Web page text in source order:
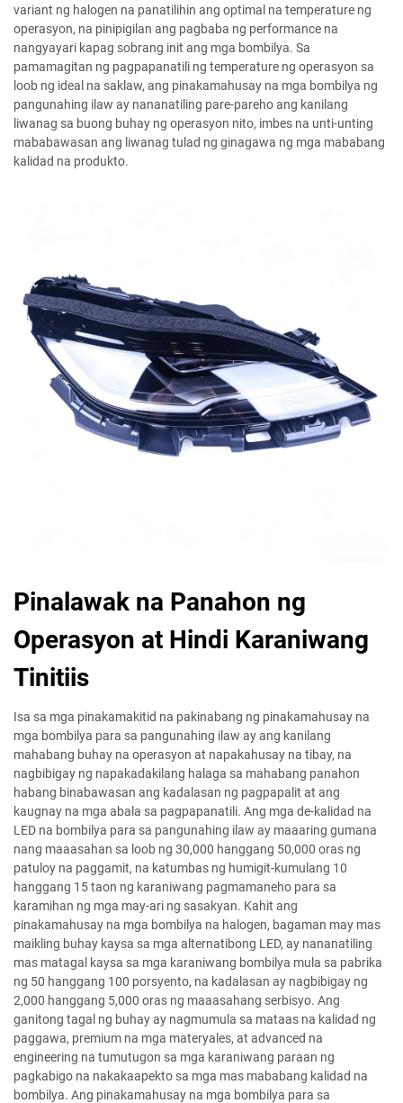
variant ng halogen na panatilihin ang optimal na temperature ng
operasyon, na pinipigilan ang pagbaba ng performance na
nangyayari kapag sobrang init ang mga bombilya. Sa
pamamagitan ng pagpapanatili ng temperature ng operasyon sa
loob ng ideal na saklaw, ang pinakamahusay na mga bombilya ng
pangunahing ilaw ay nananatiling pare-pareho ang kanilang
liwanag sa buong buhay ng operasyon nito, imbes na unti-unting
mababawasan ang liwanag tulad ng ginagawa ng mga mababang
kalidad na produkto.
Pinalawak na Panahon ng
Operasyon at Hindi Karaniwang
Tinitiis
Isa sa mga pinakamakitid na pakinabang ng pinakamahusay na
mga bombilya para sa pangunahing ilaw ay ang kanilang
mahabang buhay na operasyon at napakahusay na tibay, na
nagbibigay ng napakadakilang halaga sa mahabang panahon
habang binabawasan ang kadalasan ng pagpapalit at ang
kaugnay na mga abala sa pagpapanatili. Ang mga de-kalidad na
LED na bombilya para sa pangunahing ilaw ay maaaring gumana
nang maaasahan sa loob ng 30,000 hanggang 50,000 oras ng
patuloy na paggamit, na katumbas ng humigit-kumulang 10
hanggang 15 taon ng karaniwang pagmamaneho para sa
karamihan ng mga may-ari ng sasakyan. Kahit ang
pinakamahusay na mga bombilya na halogen, bagaman may mas
maikling buhay kaysa sa mga alternatibong LED, ay nananatiling
mas matagal kaysa sa mga karaniwang bombilya mula sa pabrika
ng 50 hanggang 100 porsyento, na kadalasan ay nagbibigay ng
2,000 hanggang 5,000 oras ng maaasahang serbisyo. Ang
ganitong tagal ng buhay ay nagmumula sa mataas na kalidad ng
paggawa, premium na mga materyales, at advanced na
engineering na tumutugon sa mga karaniwang paraan ng
pagkabigo na nakakaapekto sa mga mas mababang kalidad na
bombilya. Ang pinakamahusay na mga bombilya para sa